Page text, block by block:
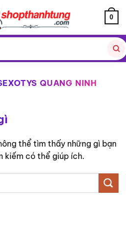
0
QUANG NINH
thể tìm thấy những gì bạn
kiếm có thể giúp ích.